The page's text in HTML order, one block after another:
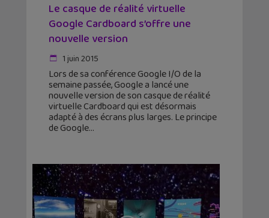
Le casque de réalité virtuelle
Google Cardboard s’offre une
nouvelle version
1 juin 2015
Lors de sa conférence Google I/O de la
semaine passée, Google a lancé une
nouvelle version de son casque de réalité
virtuelle Cardboard qui est désormais
adapté à des écrans plus larges. Le principe
de Google